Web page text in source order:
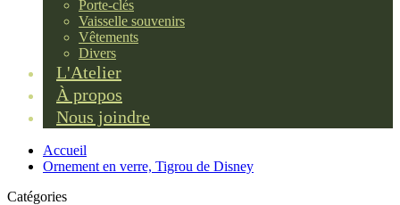
Porte-clés
Vaisselle souvenirs
Vêtements
Divers
L'Atelier
À propos
Nous joindre
Accueil
Ornement en verre, Tigrou de Disney
Catégories